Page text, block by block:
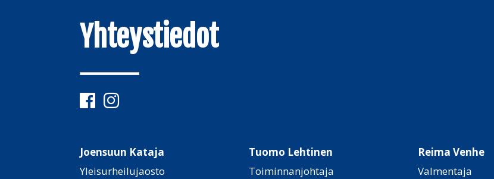
Yhteystiedot
Joensuun Kataja
Yleisurheilujaosto
Tuomo Lehtinen
Toiminnanjohtaja
Reima Venhe
Valmentaja